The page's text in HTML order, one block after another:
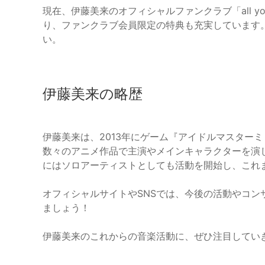
現在、伊藤美来のオフィシャルファンクラブ「all
り、ファンクラブ会員限定の特典も充実していま
い。
伊藤美来の略歴
伊藤美来は、2013年にゲーム『アイドルマスター
数々のアニメ作品で主演やメインキャラクターを
にはソロアーティストとしても活動を開始し、こ
オフィシャルサイトやSNSでは、今後の活動やコ
ましょう！
伊藤美来のこれからの音楽活動に、ぜひ注目してい